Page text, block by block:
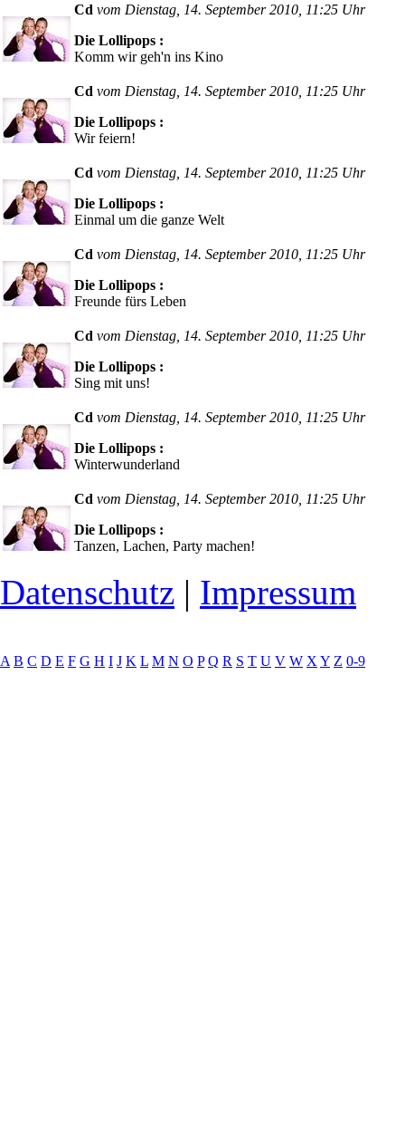
Cd vom Dienstag, 14. September 2010, 11:25 Uhr
Die Lollipops :
Komm wir geh'n ins Kino
Cd vom Dienstag, 14. September 2010, 11:25 Uhr
Die Lollipops :
Wir feiern!
Cd vom Dienstag, 14. September 2010, 11:25 Uhr
Die Lollipops :
Einmal um die ganze Welt
Cd vom Dienstag, 14. September 2010, 11:25 Uhr
Die Lollipops :
Freunde fürs Leben
Cd vom Dienstag, 14. September 2010, 11:25 Uhr
Die Lollipops :
Sing mit uns!
Cd vom Dienstag, 14. September 2010, 11:25 Uhr
Die Lollipops :
Winterwunderland
Cd vom Dienstag, 14. September 2010, 11:25 Uhr
Die Lollipops :
Tanzen, Lachen, Party machen!
Datenschutz | Impressum
A B C D E F G H I J K L M N O P Q R S T U V W X Y Z 0-9